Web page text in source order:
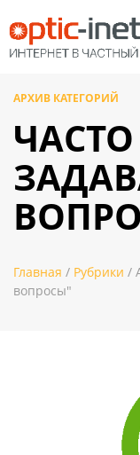
АРХИВ КАТЕГОРИЙ
ЧАСТО
Главная / Рубрики /
вопросы"